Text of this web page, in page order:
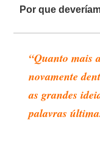
Por que
“Quanto mais
novamente
as grandes
palavras